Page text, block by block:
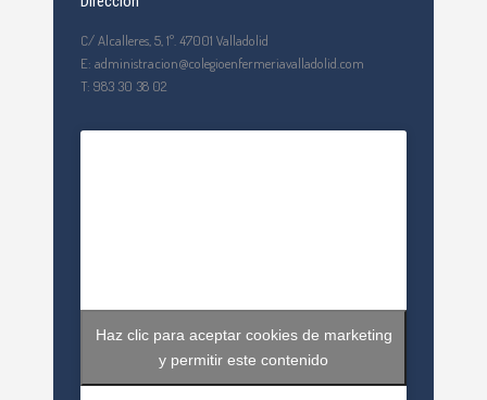
C/ Alcalleres, 5, 1º. 47001 Valladolid
E: administracion@colegioenfermeriavalladolid.com
T: 983 30 38 02
Haz clic para aceptar cookies de marketing
y permitir este contenido